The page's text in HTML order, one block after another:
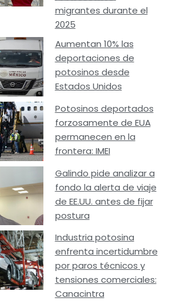
migrantes durante el
2025
Aumentan 10% las
deportaciones de
potosinos desde
Estados Unidos
Potosinos deportados
forzosamente de EUA
permanecen en la
frontera: IMEI
Galindo pide analizar a
fondo la alerta de viaje
de EE.UU. antes de fijar
postura
Industria potosina
enfrenta incertidumbre
por paros técnicos y
tensiones comerciales:
Canacintra